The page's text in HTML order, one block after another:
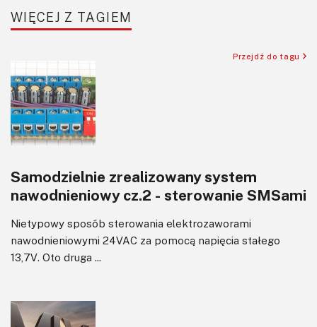
Sensory
Sterowanie
Transformatory
Tranzystory
Wzmacniacze
Zasilanie
WIĘCEJ Z TAGIEM
Przejdź do tagu
Samodzielnie zrealizowany system
nawodnieniowy cz.2 - sterowanie SMSami
Nietypowy sposób sterowania elektrozaworami
nawodnieniowymi 24VAC za pomocą napięcia stałego
13,7V. Oto druga ...